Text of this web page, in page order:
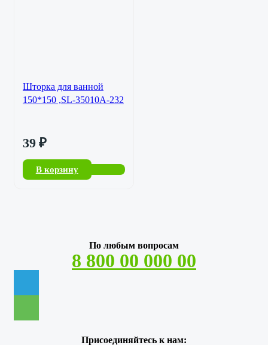
Шторка для ванной
150*150 ,SL-35010A-232
39 ₽
В корзину
По любым вопросам
8 800 00 000 00
Присоединяйтесь к нам: